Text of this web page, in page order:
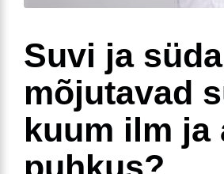
Suvi ja
mõjutavad
kuum ilm ja